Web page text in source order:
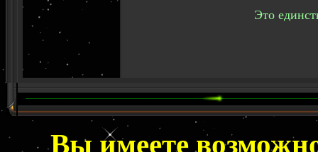
Это
Вы имеете